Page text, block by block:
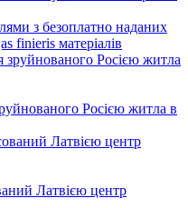
з безоплатно наданих
finieris матеріалів
Росією житла в
Латвією центр